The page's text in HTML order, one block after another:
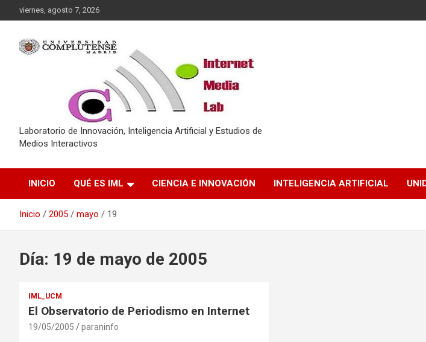
al
viernes, agosto 7, 2026
Laboratorio de Innovación, Inteligencia Artificial y Estudios de
Medios Interactivos
INICIO QUÉ ES IML CIENCIA E INNOVACIÓN INTELIGENCIA ARTIFICIAL
Inicio 2005 mayo 19
Día: 19 de mayo de 2005
IML_UCM
El Observatorio de Periodismo en Internet
19/05/2005 paraninfo